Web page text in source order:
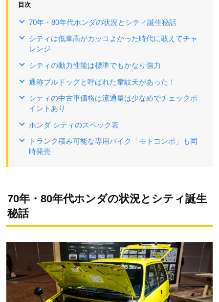
目次
70年・80年代ホンダの状況とシティ誕生秘話
シティは低車高がカッコよかった時代に敢えてチャ
レンジ
シティの動力性能は標準でもかなり強力
通称ブルドッグと呼ばれた韋駄天があった！
シティの中古車価格は流通量は少なめでチェックポ
イントあり
ホンダ シティのスペック表
トランク積み可能な専用バイク「モトコンポ」も同
時発売
70年・80年代ホンダの状況とシティ誕生
秘話